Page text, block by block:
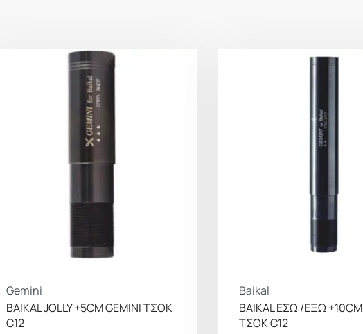
Gemini
BAIKAL JOLLY +5CM GEMINI ΤΣΟΚ
C12
Baikal
BAIKAL ΕΣΩ /ΕΞΩ +10CM
ΤΣΟΚ C12